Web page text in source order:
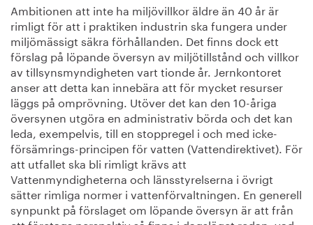
Ambitionen att inte ha miljövillkor äldre än 40 år är
rimligt för att i praktiken industrin ska fungera under
miljömässigt säkra förhållanden. Det finns dock ett
förslag på löpande översyn av miljötillstånd och villkor
av tillsynsmyndigheten vart tionde år. Jernkontoret
anser att detta kan innebära att för mycket resurser
läggs på omprövning. Utöver det kan den 10-åriga
översynen utgöra en administrativ börda och det kan
leda, exempelvis, till en stoppregel i och med icke-
försämrings-principen för vatten (Vattendirektivet). För
att utfallet ska bli rimligt krävs att
Vattenmyndigheterna och länsstyrelserna i övrigt
sätter rimliga normer i vattenförvaltningen. En generell
synpunkt på förslaget om löpande översyn är att från